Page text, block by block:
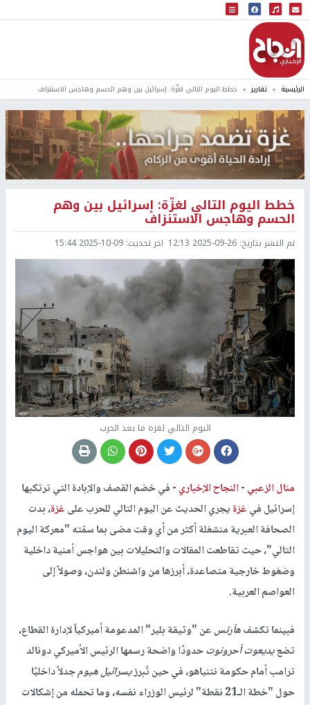
البث المباشر
إذاعة النجاح
الرئيسية تقارير خطط اليوم التالي لغزّة: إسرائيل بين وهم الحسم وهاجس الاستنزاف
خطط اليوم التالي لغزّة: إسرائيل بين وهم
الحسم وهاجس الاستنزاف
تم النشر بتاريخ: 2025-09-26 12:13 اخر تحديث: 2025-10-09 15:44
اليوم التالي لغزة ما بعد الحرب
منال الزعبي-النجاح الإخباري -في خضم القصف والإبادة التي ترتكبها
إسرائيل فيغزةيجري الحديث عن اليوم التالي للحرب علىغزة، بدت
الصحافة العبرية منشغلة أكثر من أي وقت مضى بما سمّته "معركة اليوم
التالي"، حيث تقاطعت المقالات والتحليلات بين هواجس أمنية داخلية
وضغوط خارجية متصاعدة، أبرزها من واشنطن ولندن، وصولاً إلى
العواصم العربية.
فبينما تكشفهآرتسعن "وثيقة بلير" المدعومة أميركياً لإدارة القطاع،
تضعيديعوت أحرونوتحدودًا واضحة رسمها الرئيس الأميركي دونالد
ترامب أمام حكومة نتنياهو، في حين تُبرزيسرائيل هيومجدلاً داخليًا
حول "خطة الـ21 نقطة" لرئيس الوزراء نفسه، وما تحمله من إشكالات